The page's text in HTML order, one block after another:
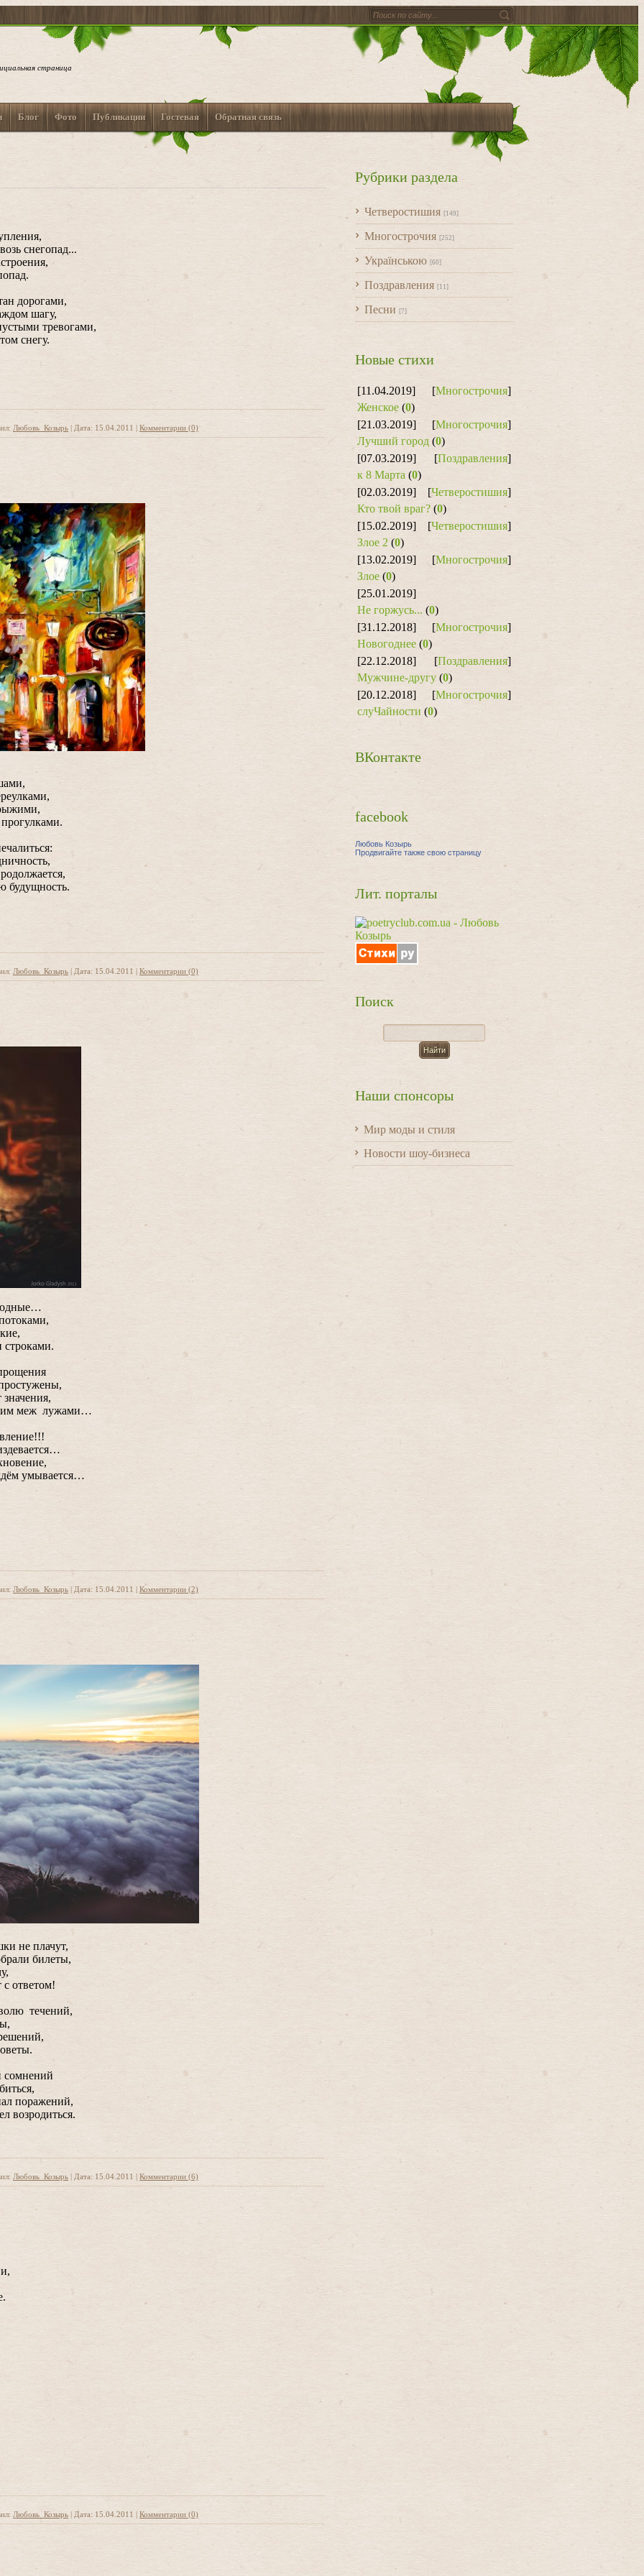
страница
Блог Фото Публикации Гостевая Обратная связь
снегопад...
дорогами,
шагу,
тревогами,
снегу.
Любовь_Козырь | Дата: 15.04.2011 | Комментарии (0)
будущность.
Любовь_Козырь | Дата: 15.04.2011 | Комментарии (0)
строками.
меж лужами…
умывается…
Любовь_Козырь | Дата: 15.04.2011 | Комментарии (2)
не плачут,
билеты,
с ответом!
течений,
сомнений
поражений,
возродиться.
Любовь_Козырь | Дата: 15.04.2011 | Комментарии (6)
Любовь_Козырь | Дата: 15.04.2011 | Комментарии (0)
Рубрики раздела
Четверостишия [149]
Многострочия [252]
Українською [60]
Поздравления [11]
Песни [7]
Новые стихи
[11.04.2019] [Многострочия]
Женское (0)
[21.03.2019]
[Многострочия]
Лучший город (0)
[07.03.2019]
[Поздравления]
к 8 Марта (0)
[02.03.2019]
[Четверостишия]
Кто твой враг? (0)
[15.02.2019]
[Четверостишия]
Злое 2 (0)
[13.02.2019]
[Многострочия]
Злое (0)
[25.01.2019]
Не горжусь... (0)
[31.12.2018]
[Многострочия]
Новогоднее (0)
[22.12.2018]
[Поздравления]
Мужчине-другу (0)
[20.12.2018]
[Многострочия]
слуЧайности (0)
ВКонтакте
facebook
Любовь Козырь
Продвигайте также свою страницу
Лит. порталы
Поиск
Наши спонсоры
Мир моды и стиля
Новости шоу-бизнеса